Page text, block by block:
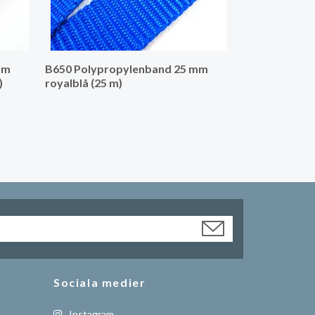
B650 Polypropylenband 25 mm
royalblå (25 m)
Sociala medier